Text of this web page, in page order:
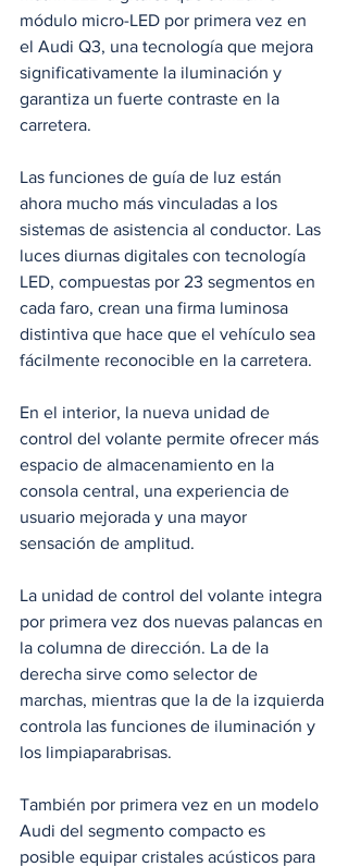
módulo micro-LED por primera vez en
el Audi Q3, una tecnología que mejora
significativamente la iluminación y
garantiza un fuerte contraste en la
carretera.
Las funciones de guía de luz están
ahora mucho más vinculadas a los
sistemas de asistencia al conductor. Las
luces diurnas digitales con tecnología
LED, compuestas por 23 segmentos en
cada faro, crean una firma luminosa
distintiva que hace que el vehículo sea
fácilmente reconocible en la carretera.
En el interior, la nueva unidad de
control del volante permite ofrecer más
espacio de almacenamiento en la
consola central, una experiencia de
usuario mejorada y una mayor
sensación de amplitud.
La unidad de control del volante integra
por primera vez dos nuevas palancas en
la columna de dirección. La de la
derecha sirve como selector de
marchas, mientras que la de la izquierda
controla las funciones de iluminación y
los limpiaparabrisas.
También por primera vez en un modelo
Audi del segmento compacto es
posible equipar cristales acústicos para